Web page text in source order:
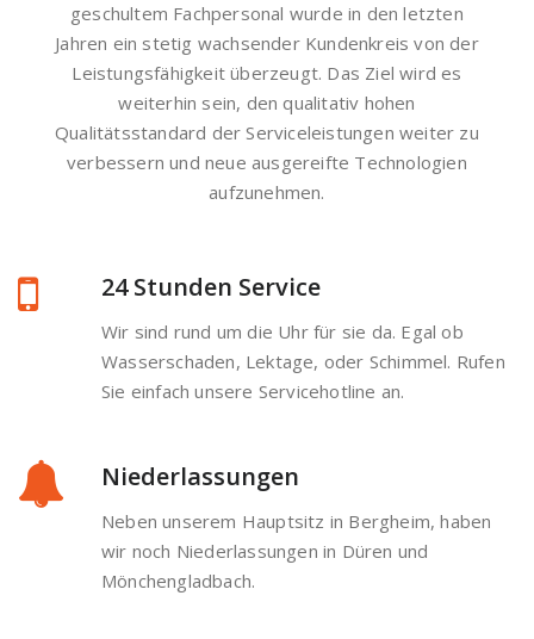
geschultem Fachpersonal wurde in den letzten
Jahren ein stetig wachsender Kundenkreis von der
Leistungsfähigkeit überzeugt. Das Ziel wird es
weiterhin sein, den qualitativ hohen
Qualitätsstandard der Serviceleistungen weiter zu
verbessern und neue ausgereifte Technologien
aufzunehmen.
24 Stunden Service
Wir sind rund um die Uhr für sie da. Egal ob
Wasserschaden, Lektage, oder Schimmel. Rufen
Sie einfach unsere Servicehotline an.
Niederlassungen
Neben unserem Hauptsitz in Bergheim, haben
wir noch Niederlassungen in Düren und
Mönchengladbach.